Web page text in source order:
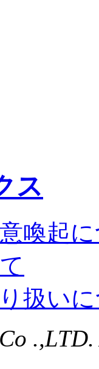
ス
喚起
扱い